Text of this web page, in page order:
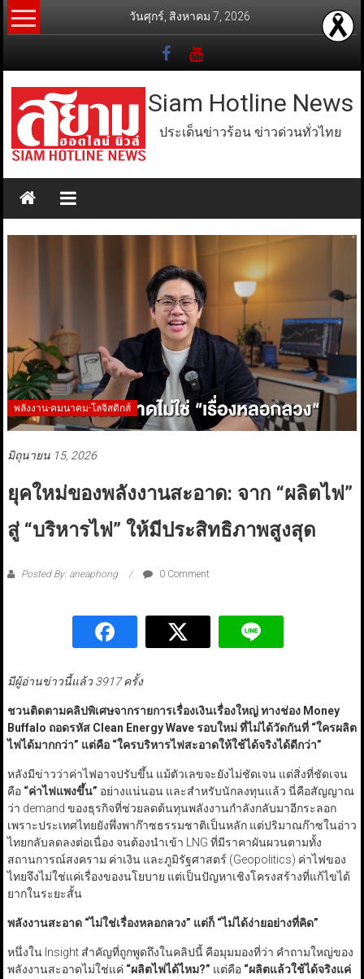
Skip
to
วันศุกร์, สิงหาคม 7, 2026
Siam Hotline News
ประเด็นข่าวร้อน ข่าวด่วนทั่วไทย
พลังงาน-คมนาคม-โลจิสติกส์
มิถุนายน 15, 2026
ยุคใหม่ของพลังงานสะอาด: จาก “ผลิตไฟ”
สู่ “บริหารไฟ” ให้มีประสิทธิภาพสูงสุด
Posted By: aneaphong 0 Comment
มีผู้อ่านข่าวนี้แล้ว 3917 ครั้ง
ชวนติดตามคลิปพิเศษจากรายการเรื่องเงินเรื่องใหญ่ ทางช่อง Money
Buffalo ถอดรหัส Clean Energy Waveรอบใหม่ ที่ไม่ได้วัดกันที่ “ใครผลิต
ไฟได้มากกว่า” แต่คือ “ใครบริหารไฟสะอาดให้ใช้ได้จริงได้ดีกว่า”
หลังมีข่าวว่าค่าไฟอาจปรับขึ้น แม้ตัวเลขจะยังไม่ชัดเจน แต่สิ่งที่ชัดเจน
คือ “ค่าไฟแพงขึ้น” อย่างแน่นอน และสำหรับนักลงทุนแล้ว นี่คือสัญญาณ
ว่า demand ของธุรกิจที่ช่วยลดต้นทุนพลังงานกำลังกลับมาอีกระลอก
เพราะประเทศไทยยังพึ่งพาก๊าซธรรมชาติเป็นหลัก แต่ปริมาณก๊าซในอ่าว
ไทยกลับลดลงต่อเนื่อง จนต้องนำเข้า LNG ที่มีราคาผันผวนตามทั้ง
สถานการณ์สงคราม ค่าเงิน และภูมิรัฐศาสตร์ (Geopolitics) ค่าไฟของ
ไทยจึงไม่ใช่แค่เรื่องของนโยบาย แต่เป็นปัญหาเชิงโครงสร้างที่แก้ไขได้
ยากในระยะสั้น
พลังงานสะอาด “ไม่ใช่เรื่องหลอกลวง” แต่ก็ “ไม่ได้ง่ายอย่างที่คิด”
หนึ่งใน Insight สำคัญที่ถูกพูดถึงในคลิปนี้ คือมุมมองที่ว่า คำถามใหญ่ของ
พลังงานสะอาดไม่ใช่แค่ “ผลิตไฟได้ไหม?” แต่คือ “ผลิตแล้วใช้ได้จริงแค่